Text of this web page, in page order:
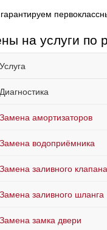
на услуги по
Услуга
Диагностика
Замена амортизаторов
Замена водоприёмника
Замена заливного клапана
Замена заливного шланга
Замена замка двери